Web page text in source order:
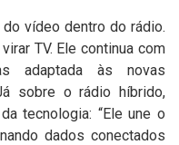
vídeo dentro do rádio.
TV. Ele continua com
adaptada às novas
sobre o rádio híbrido,
tecnologia: “Ele une o
dados conectados